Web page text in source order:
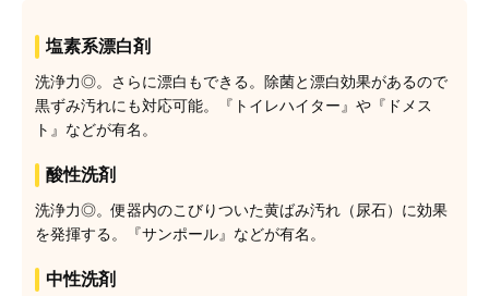
塩素系漂白剤
洗浄力◎。さらに漂白もできる。除菌と漂白効果があるので
黒ずみ汚れにも対応可能。『トイレハイター』や『ドメス
ト』などが有名。
酸性洗剤
洗浄力◎。便器内のこびりついた黄ばみ汚れ（尿石）に効果
を発揮する。『サンポール』などが有名。
中性洗剤